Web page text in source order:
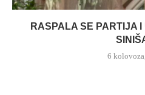
RASPALA SE PARTIJA I
6